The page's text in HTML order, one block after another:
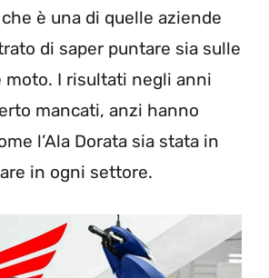
che è una di quelle aziende
di saper puntare sia sulle
moto. I risultati negli anni
mancati, anzi hanno
l’Ala Dorata sia stata in
in ogni settore.